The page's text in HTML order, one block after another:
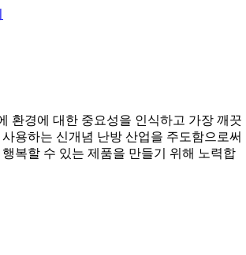
환경에 대한 중요성을 인식하고 가장 깨끗
용하는 신개념 난방 산업을 주도함으로써
복할 수 있는 제품을 만들기 위해 노력합